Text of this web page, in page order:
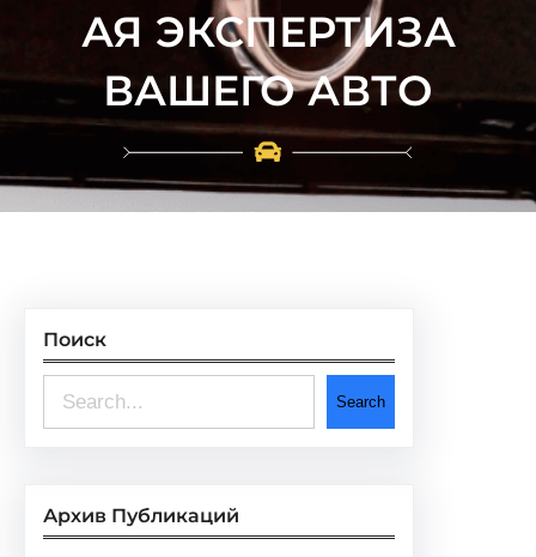
АЯ ЭКСПЕРТИЗА
ВАШЕГО АВТО
Поиск
e
r
c
Search
Архив Публикаций